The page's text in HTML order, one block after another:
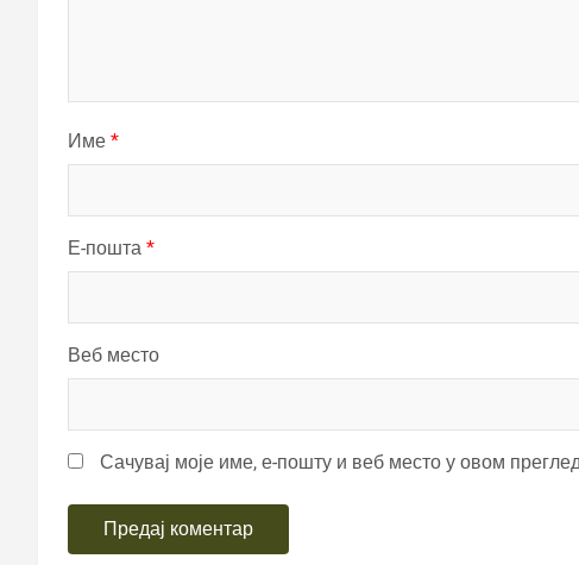
Име *
Е-пошта *
Веб место
Сачувај моје име, е-пошту и веб место у овом